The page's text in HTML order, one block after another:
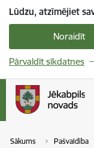
Lūdzu, atzīmējiet
Noraidīt
Pārvaldīt sīkdatnes
Sākums Pašvaldība